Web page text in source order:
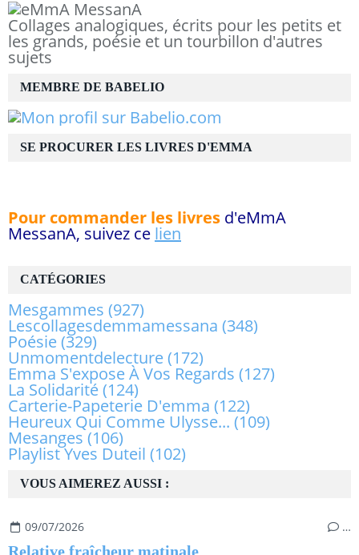
Collages analogiques, écrits pour les petits et
les grands, poésie et un tourbillon d'autres
sujets
VOUS AIMEREZ AUSSI :
09/07/2026 …
Relative fraîcheur matinale
CATÉGORIES
Mesgammes (927)
Lescollagesdemmamessana (348)
Poésie(329)
Unmomentdelecture(172)
Emma S'expose À Vos Regards (127)
La Solidarité(124)
Carterie-Papeterie D'emma (122)
Heureux Qui Comme Ulysse... (109)
Mesanges (106)
Playlist Yves Duteil (102)
MEMBRE DE BABELIO
SE PROCURER LES LIVRES D'EMMA
Pour commander les livres d'eMmA
MessanA, suivez ce lien